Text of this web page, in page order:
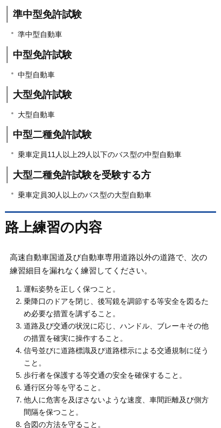
準中型免許試験
準中型自動車
中型免許試験
中型自動車
大型免許試験
大型自動車
中型二種免許試験
乗車定員11人以上29人以下のバス型の中型自動車
大型二種免許試験を受験する方
乗車定員30人以上のバス型の大型自動車
路上練習の内容
高速自動車国道及び自動車専用道路以外の道路で、次の
練習細目を漏れなく練習してください。
運転姿勢を正しく保つこと。
乗降口のドアを閉じ、後写鏡を調節する等安全を図るた
め必要な措置を講ずること。
道路及び交通の状況に応じ、ハンドル、ブレーキその他
の措置を確実に操作すること。
信号並びに道路標識及び道路標示による交通規制に従う
こと。
歩行者を保護する等交通の安全を確保すること。
通行区分等を守ること。
他人に危害を及ぼさないような速度、車間距離及び側方
間隔を保つこと。
合図の方法を守ること。